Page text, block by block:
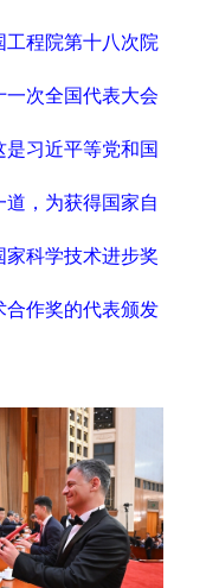
程院第十八次院
次全国代表大会
习近平等党和国
，为获得国家自
科学技术进步奖
合作奖的代表颁发